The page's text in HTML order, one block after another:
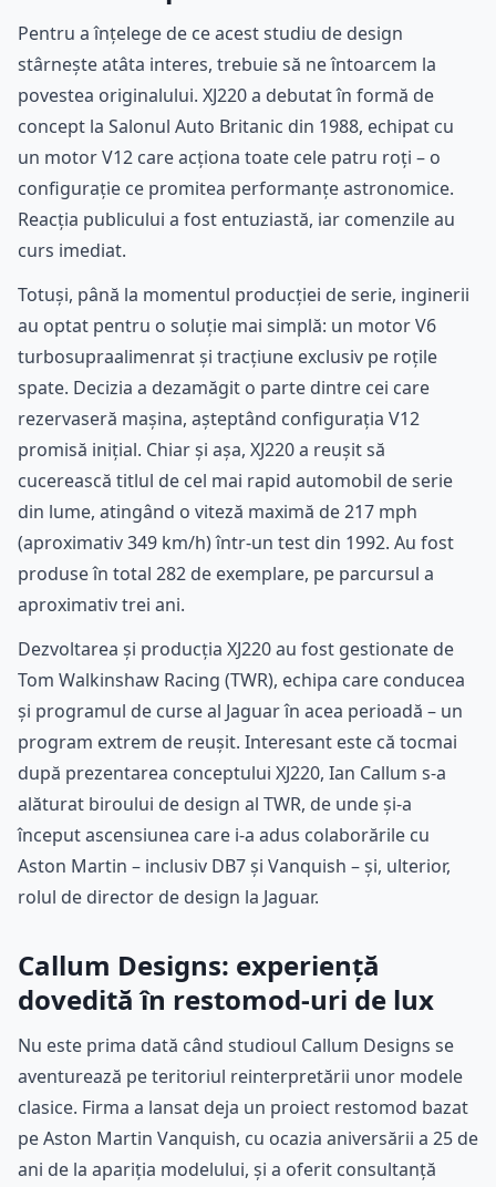
Pentru a înțelege de ce acest studiu de design
stârnește atâta interes, trebuie să ne întoarcem la
povestea originalului. XJ220 a debutat în formă de
concept la Salonul Auto Britanic din 1988, echipat cu
un motor V12 care acționa toate cele patru roți – o
configurație ce promitea performanțe astronomice.
Reacția publicului a fost entuziastă, iar comenzile au
curs imediat.
Totuși, până la momentul producției de serie, inginerii
au optat pentru o soluție mai simplă: un motor V6
turbosupraalimenrat și tracțiune exclusiv pe roțile
spate. Decizia a dezamăgit o parte dintre cei care
rezervaseră mașina, așteptând configurația V12
promisă inițial. Chiar și așa, XJ220 a reușit să
cucerească titlul de cel mai rapid automobil de serie
din lume, atingând o viteză maximă de 217 mph
(aproximativ 349 km/h) într-un test din 1992. Au fost
produse în total 282 de exemplare, pe parcursul a
aproximativ trei ani.
Dezvoltarea și producția XJ220 au fost gestionate de
Tom Walkinshaw Racing (TWR), echipa care conducea
și programul de curse al Jaguar în acea perioadă – un
program extrem de reușit. Interesant este că tocmai
după prezentarea conceptului XJ220, Ian Callum s-a
alăturat biroului de design al TWR, de unde și-a
început ascensiunea care i-a adus colaborările cu
Aston Martin – inclusiv DB7 și Vanquish – și, ulterior,
rolul de director de design la Jaguar.
Callum Designs: experiență
dovedită în restomod-uri de lux
Nu este prima dată când studioul Callum Designs se
aventurează pe teritoriul reinterpretării unor modele
clasice. Firma a lansat deja un proiect restomod bazat
pe Aston Martin Vanquish, cu ocazia aniversării a 25 de
ani de la apariția modelului, și a oferit consultanță